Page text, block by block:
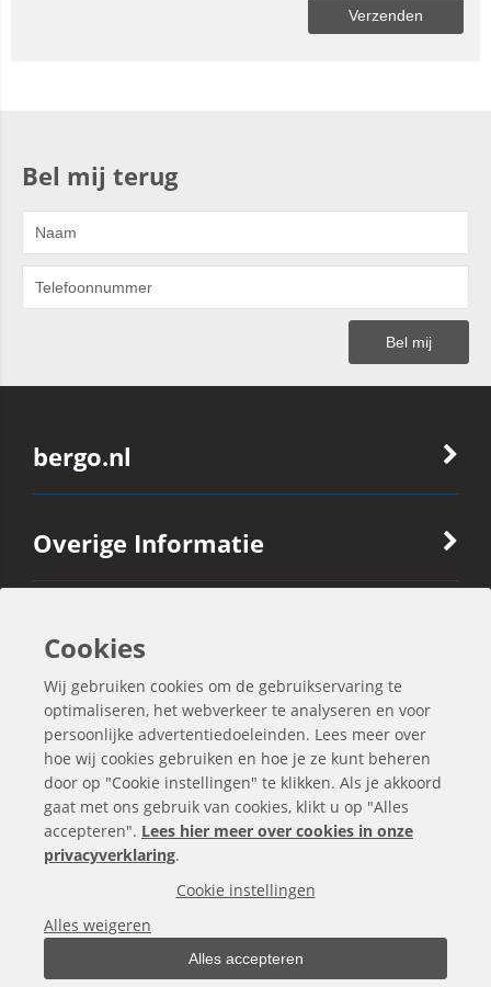
Bel mij terug
bergo.nl
Overige Informatie
Ook Interessant
Contactgegevens
Alle bedragen zijn exclusief BTW
Cookies
Wij gebruiken cookies om de gebruikservaring te
optimaliseren, het webverkeer te analyseren en voor
persoonlijke advertentiedoeleinden. Lees meer over
hoe wij cookies gebruiken en hoe je ze kunt beheren
door op "Cookie instellingen" te klikken. Als je akkoord
gaat met ons gebruik van cookies, klikt u op "Alles
accepteren". Lees hier meer over cookies in onze
privacyverklaring.
Cookie instellingen
Alles weigeren
Alles accepteren